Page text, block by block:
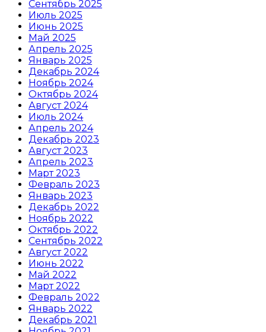
Сентябрь 2025
Июль 2025
Июнь 2025
Май 2025
Апрель 2025
Январь 2025
Декабрь 2024
Ноябрь 2024
Октябрь 2024
Август 2024
Июль 2024
Апрель 2024
Декабрь 2023
Август 2023
Апрель 2023
Март 2023
Февраль 2023
Январь 2023
Декабрь 2022
Ноябрь 2022
Октябрь 2022
Сентябрь 2022
Август 2022
Июнь 2022
Май 2022
Март 2022
Февраль 2022
Январь 2022
Декабрь 2021